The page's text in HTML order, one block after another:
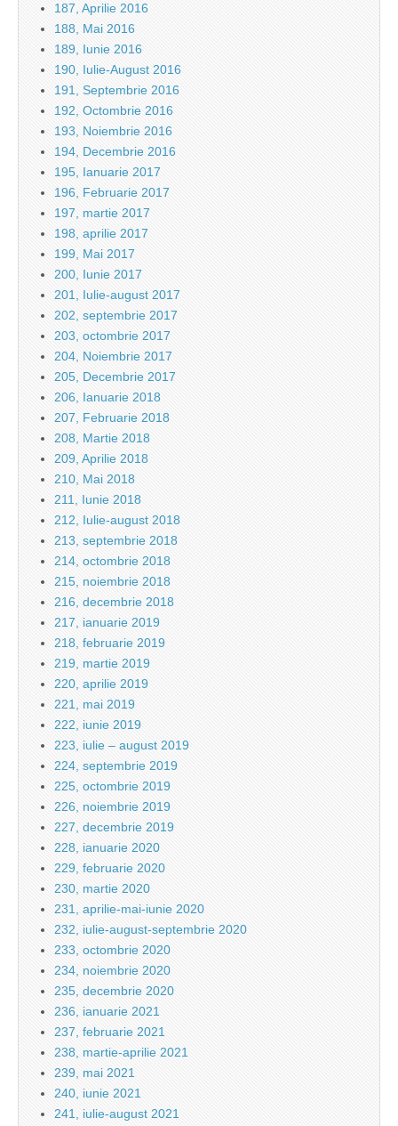
187, Aprilie 2016
188, Mai 2016
189, Iunie 2016
190, Iulie-August 2016
191, Septembrie 2016
192, Octombrie 2016
193, Noiembrie 2016
194, Decembrie 2016
195, Ianuarie 2017
196, Februarie 2017
197, martie 2017
198, aprilie 2017
199, Mai 2017
200, Iunie 2017
201, Iulie-august 2017
202, septembrie 2017
203, octombrie 2017
204, Noiembrie 2017
205, Decembrie 2017
206, Ianuarie 2018
207, Februarie 2018
208, Martie 2018
209, Aprilie 2018
210, Mai 2018
211, Iunie 2018
212, Iulie-august 2018
213, septembrie 2018
214, octombrie 2018
215, noiembrie 2018
216, decembrie 2018
217, ianuarie 2019
218, februarie 2019
219, martie 2019
220, aprilie 2019
221, mai 2019
222, iunie 2019
223, iulie – august 2019
224, septembrie 2019
225, octombrie 2019
226, noiembrie 2019
227, decembrie 2019
228, ianuarie 2020
229, februarie 2020
230, martie 2020
231, aprilie-mai-iunie 2020
232, iulie-august-septembrie 2020
233, octombrie 2020
234, noiembrie 2020
235, decembrie 2020
236, ianuarie 2021
237, februarie 2021
238, martie-aprilie 2021
239, mai 2021
240, iunie 2021
241, iulie-august 2021